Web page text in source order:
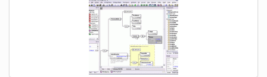
fuente completo de la plataforma Eclipse y mucho más. Esta es la versión de